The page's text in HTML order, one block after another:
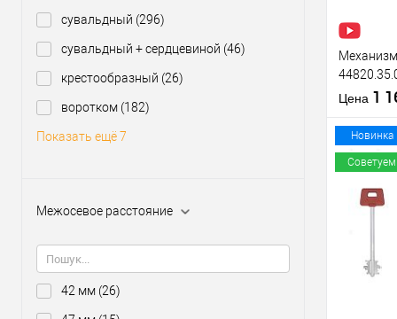
сувальдный (296)
сувальдный + сердцевиной (46)
крестообразный (26)
воротком (182)
Показать ещё 7
Межосевое расстояние
42 мм (26)
Тип товара
Материал
Страна
Межосевое
расстояние
Механизм
Цена 1
В
Новинка
Советуем